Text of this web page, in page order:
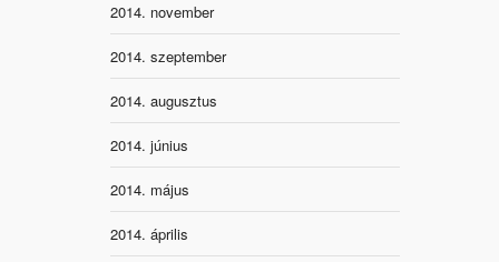
2014. november
2014. szeptember
2014. augusztus
2014. június
2014. május
2014. április